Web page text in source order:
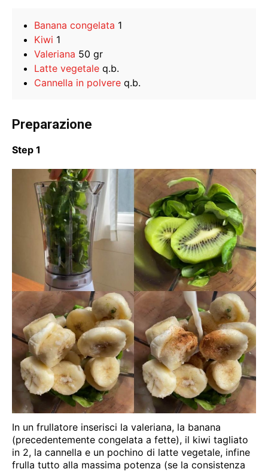
Banana congelata 1
Kiwi 1
Valeriana 50 gr
Latte vegetale q.b.
Cannella in polvere q.b.
Preparazione
Step 1
In un frullatore inserisci la valeriana, la banana
(precedentemente congelata a fette), il kiwi tagliato
in 2, la cannella e un pochino di latte vegetale, infine
frulla tutto alla massima potenza (se la consistenza